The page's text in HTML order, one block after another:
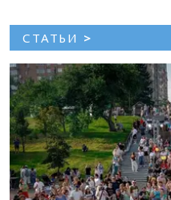
СТАТЬИ >